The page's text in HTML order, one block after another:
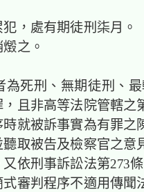
，處有期徒刑柒月。
之。
為死刑、無期徒刑、
且非高等法院管轄之
就被訴事實為有罪之
取被告及檢察官之意
依刑事訴訟法第273
式審判程序不適用傳聞